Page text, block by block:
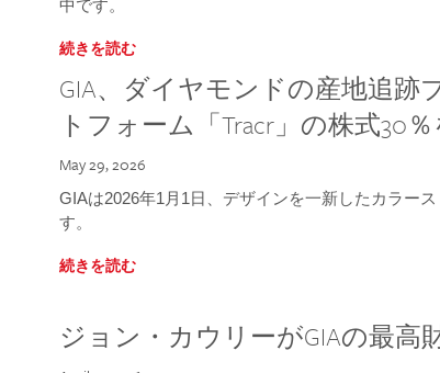
中です。
続きを読む
GIA、ダイヤモンドの産地追跡
トフォーム「Tracr」の株式30
May 29, 2026
GIAは2026年1月1日、デザインを一新したカラー
す。
続きを読む
ジョン・カウリーがGIAの最高